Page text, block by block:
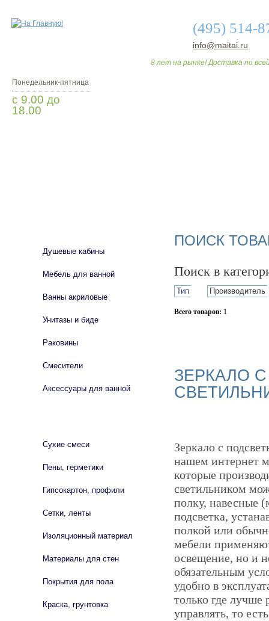
(495) 514-
info@maitai.ru
8 лет на рынке! Доставка по
Понедельник-пятница
с 9.00 до
18.00
ПОИСК
Поиск в
Тип Производитель
Всего товаров: 1
ЗЕРКАЛО
Зеркало с
нашем интернет
которые
светильником
полку, навесные
подсветка,
полкой или
мебели
освещение, но и
обязательным
удобно в
только где
управлять, то
Душевые кабины
Мебель для ванной
Ванны акриловые
Унитазы и биде
Раковины
Смесители
Аксессуары для ванной
Сухие смеси
Пены, герметики
Гипсокартон, профили
Сетки, ленты
Изоляционный материал
Материалы для стен
Покрытия для пола
Краска, грунтовка